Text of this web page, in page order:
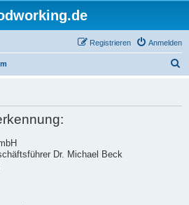
Anmelden
Registrieren
Dr. Michael Beck